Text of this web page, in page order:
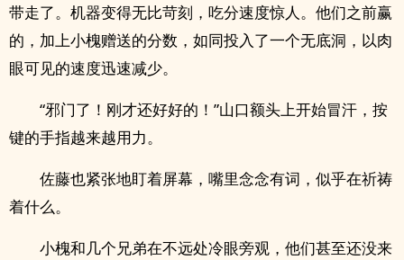
带走了。机器变得无比苛刻，吃分速度惊人。他们之前赢
的，加上小槐赠送的分数，如同投入了一个无底洞，以肉
眼可见的速度迅速减少。
“邪门了！刚才还好好的！”山口额头上开始冒汗，按
键的手指越来越用力。
佐藤也紧张地盯着屏幕，嘴里念念有词，似乎在祈祷
着什么。
小槐和几个兄弟在不远处冷眼旁观，他们甚至还没来